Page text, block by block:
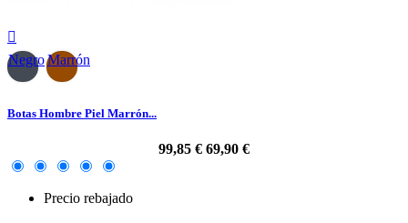

NegroMarrón
Botas Hombre Piel Marrón...
99,85 € 69,90 €
Precio rebajado